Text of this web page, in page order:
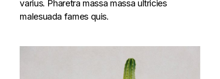
varius. Pharetra massa massa ultricies
malesuada fames quis.